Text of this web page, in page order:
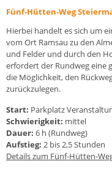
Fünf-Hütten-Weg
Hierbei handelt es sich um
vom Ort Ramsau zu den
und Felder und durch den
erfordert der Rundweg eine
die Möglichkeit, den
zurückzulegen.
Start: Parkplatz
Schwierigkeit: mittel
Dauer: 6 h (Rundweg)
Aufstieg: 2 bis 2,5 Stunden
Details zum Fünf-Hütten-